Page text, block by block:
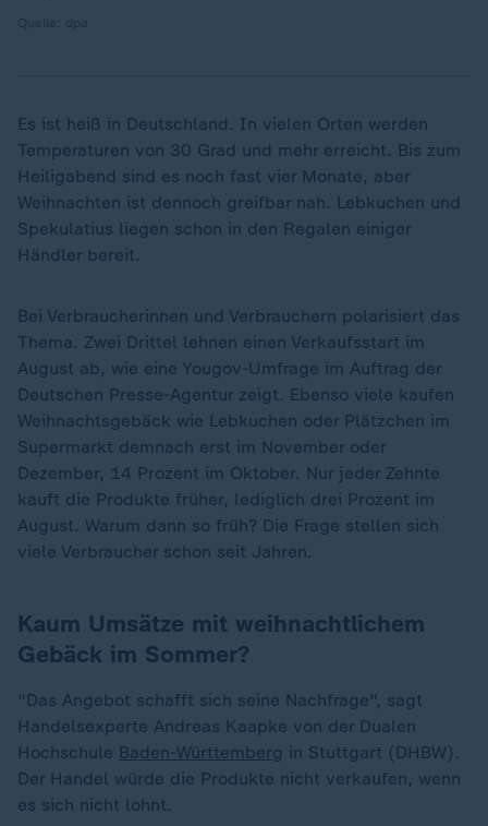
Es ist heiß in Deutschland. In vielen Orten werden
Temperaturen von 30 Grad und mehr erreicht. Bis zum
Heiligabend sind es noch fast vier Monate, aber
Weihnachten ist dennoch greifbar nah. Lebkuchen und
Spekulatius liegen schon in den Regalen einiger
Händler bereit.
Bei Verbraucherinnen und Verbrauchern polarisiert das
Thema. Zwei Drittel lehnen einen Verkaufsstart im
August ab, wie eine Yougov-Umfrage im Auftrag der
Deutschen Presse-Agentur zeigt. Ebenso viele kaufen
Weihnachtsgebäck wie Lebkuchen oder Plätzchen im
Supermarkt demnach erst im November oder
Dezember, 14 Prozent im Oktober. Nur jeder Zehnte
kauft die Produkte früher, lediglich drei Prozent im
August. Warum dann so früh? Die Frage stellen sich
viele Verbraucher schon seit Jahren.
Kaum Umsätze mit weihnachtlichem
Gebäck im Sommer?
"Das Angebot schafft sich seine Nachfrage", sagt
Handelsexperte Andreas Kaapke von der Dualen
Hochschule Baden-Württemberg in Stuttgart (DHBW).
Der Handel würde die Produkte nicht verkaufen, wenn
es sich nicht lohnt.